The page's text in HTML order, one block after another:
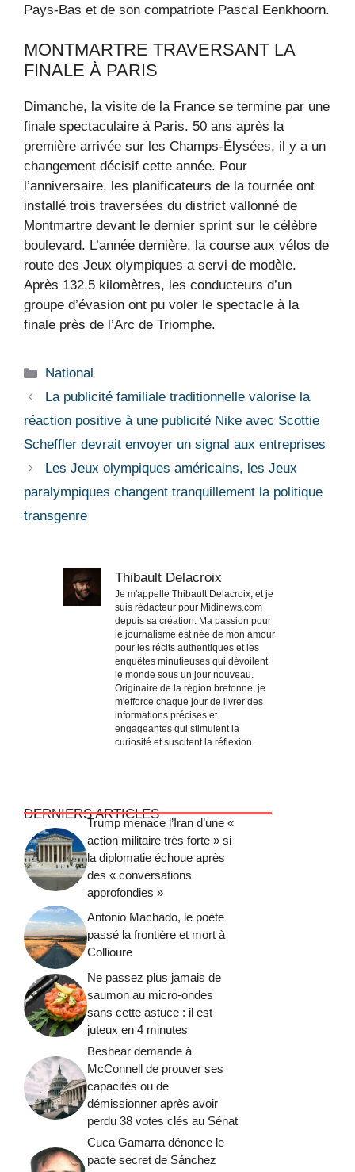
Pays-Bas et de son compatriote Pascal Eenkhoorn.
MONTMARTRE TRAVERSANT LA
FINALE À PARIS
Dimanche, la visite de la France se termine par une
finale spectaculaire à Paris. 50 ans après la
première arrivée sur les Champs-Élysées, il y a un
changement décisif cette année. Pour
l’anniversaire, les planificateurs de la tournée ont
installé trois traversées du district vallonné de
Montmartre devant le dernier sprint sur le célèbre
boulevard. L’année dernière, la course aux vélos de
route des Jeux olympiques a servi de modèle.
Après 132,5 kilomètres, les conducteurs d’un
groupe d’évasion ont pu voler le spectacle à la
finale près de l’Arc de Triomphe.
Catégories
National
La publicité familiale traditionnelle valorise la
réaction positive à une publicité Nike avec Scottie
Scheffler devrait envoyer un signal aux entreprises
Les Jeux olympiques américains, les Jeux
paralympiques changent tranquillement la politique
transgenre
Thibault Delacroix
Je m'appelle Thibault Delacroix, et je
suis rédacteur pour Midinews.com
depuis sa création. Ma passion pour
le journalisme est née de mon amour
pour les récits authentiques et les
enquêtes minutieuses qui dévoilent
le monde sous un jour nouveau.
Originaire de la région bretonne, je
m'efforce chaque jour de livrer des
informations précises et
engageantes qui stimulent la
curiosité et suscitent la réflexion.
DERNIERS ARTICLES
Trump menace l’Iran d’une «
action militaire très forte » si
la diplomatie échoue après
des « conversations
approfondies »
Antonio Machado, le poète
passé la frontière et mort à
Collioure
Ne passez plus jamais de
saumon au micro-ondes
sans cette astuce : il est
juteux en 4 minutes
Beshear demande à
McConnell de prouver ses
capacités ou de
démissionner après avoir
perdu 38 votes clés au Sénat
Cuca Gamarra dénonce le
pacte secret de Sánchez